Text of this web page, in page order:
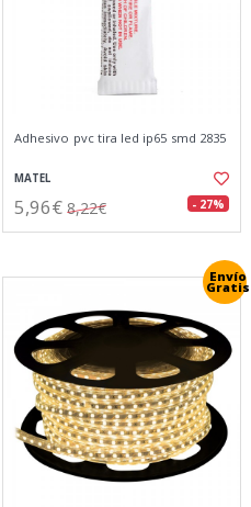
Adhesivo pvc tira led ip65 smd 2835
MATEL
5,96€ 8,22€ - 27%
Envío
Gratis